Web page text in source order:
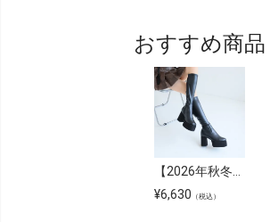
おすすめ商品
【2026年秋冬新色追加】【公式ストア/ZOZO限定】スクエアトゥ厚底プラットフォームストレッチロングブーツ
¥6,630 （税込）